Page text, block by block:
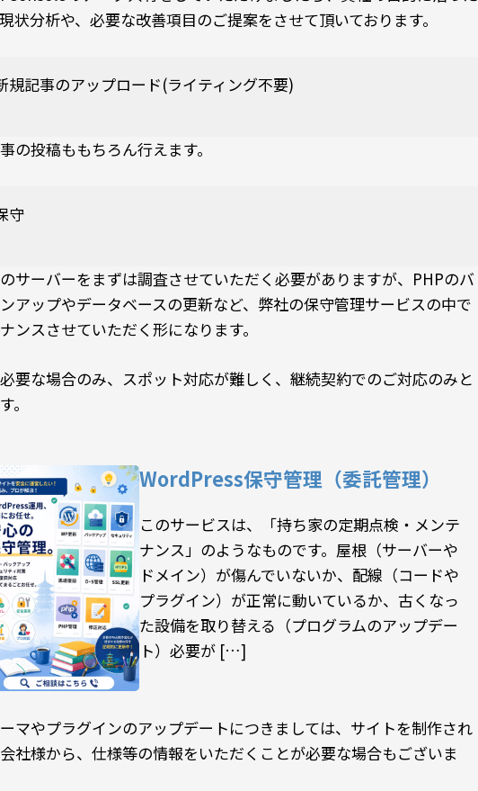
状分析や、必要な改善項目のご提案をさせて頂いております。
規記事のアップロード(ライティング不要)
の投稿ももちろん行えます。
守
サーバーをまずは調査させていただく必要がありますが、PHPのバ
アップやデータベースの更新など、弊社の保守管理サービスの中で
ンスさせていただく形になります。
要な場合のみ、スポット対応が難しく、継続契約でのご対応のみと
。
WordPress保守管理（委託管理）
このサービスは、「持ち家の定期点検・メンテ
ナンス」のようなものです。屋根（サーバーや
ドメイン）が傷んでいないか、配線（コードや
プラグイン）が正常に動いているか、古くなっ
た設備を取り替える（プログラムのアップデー
ト）必要が […]
マやプラグインのアップデートにつきましては、サイトを制作され
社様から、仕様等の情報をいただくことが必要な場合もございま